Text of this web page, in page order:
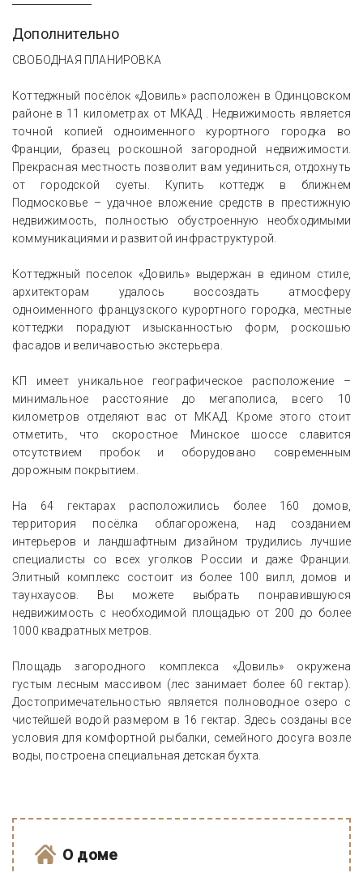
Дополнительно
СВОБОДНАЯ ПЛАНИРОВКА
Коттеджный посёлок «Довиль» расположен в Одинцовском
районе в 11 километрах от МКАД . Недвижимость является
точной копией одноименного курортного городка во
Франции, бразец роскошной загородной недвижимости.
Прекрасная местность позволит вам уединиться, отдохнуть
от городской суеты. Купить коттедж в ближнем
Подмосковье – удачное вложение средств в престижную
недвижимость, полностью обустроенную необходимыми
коммуникациями и развитой инфраструктурой.
Коттеджный поселок «Довиль» выдержан в едином стиле,
архитекторам удалось воссоздать атмосферу
одноименного французского курортного городка, местные
коттеджи порадуют изысканностью форм, роскошью
фасадов и величавостью экстерьера.
КП имеет уникальное географическое расположение –
минимальное расстояние до мегаполиса, всего 10
километров отделяют вас от МКАД. Кроме этого стоит
отметить, что скоростное Минское шоссе славится
отсутствием пробок и оборудовано современным
дорожным покрытием.
На 64 гектарах расположились более 160 домов,
территория посёлка облагорожена, над созданием
интерьеров и ландшафтным дизайном трудились лучшие
специалисты со всех уголков России и даже Франции.
Элитный комплекс состоит из более 100 вилл, домов и
таунхаусов. Вы можете выбрать понравившуюся
недвижимость с необходимой площадью от 200 до более
1000 квадратных метров.
Площадь загородного комплекса «Довиль» окружена
густым лесным массивом (лес занимает более 60 гектар).
Достопримечательностью является полноводное озеро с
чистейшей водой размером в 16 гектар. Здесь созданы все
условия для комфортной рыбалки, семейного досуга возле
воды, построена специальная детская бухта.
О доме